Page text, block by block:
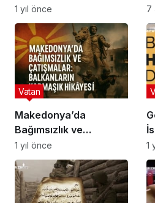
Yenilgisi ve
Kahramanları
1 yıl önce 7
Makedonya’da
Bağımsızlık ve
Çatışmalar: Balkanların
Karmaşık Hikâyesi
Vatan
1 yıl önce 1